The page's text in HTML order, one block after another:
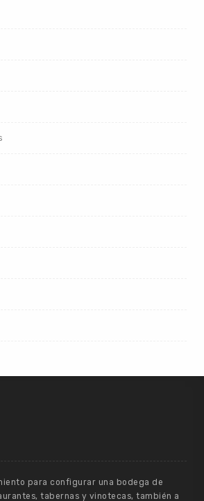
para configurar una bodega de
tabernas y vinotecas, también a